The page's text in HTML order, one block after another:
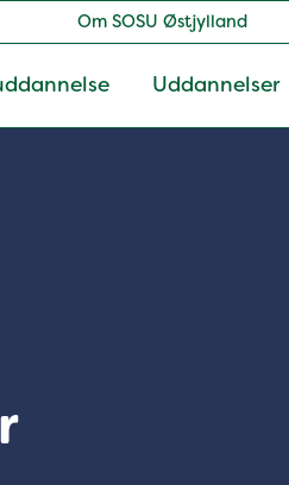
Om SOSU Østjylland
Uddannelser